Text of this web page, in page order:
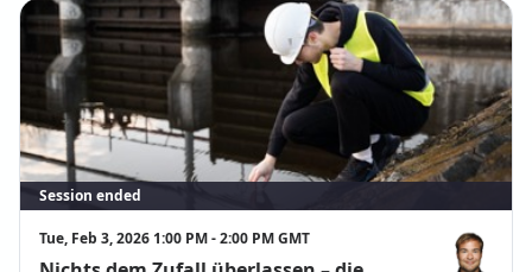
Session ended
Tue, Feb 3, 2026 1:00 PM - 2:00 PM GMT